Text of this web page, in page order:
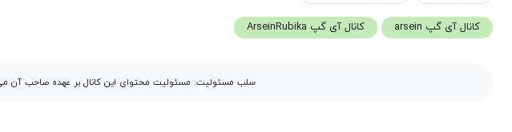
کانال آی گپ arsein کانال آی گپ ArseinRubika
سلب مسئولیت: مسئولیت محتوای این کانال بر عهده صاحب آن